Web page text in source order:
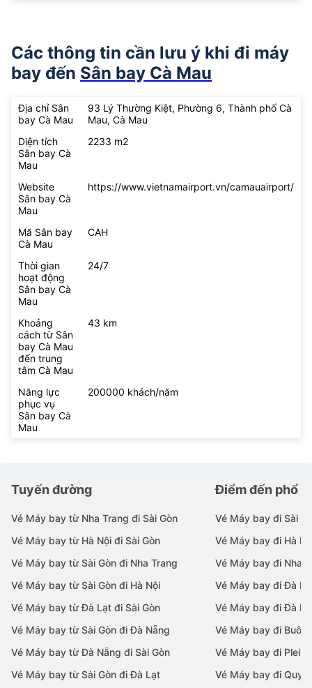
Các thông tin cần lưu ý khi đi máy
bay đến Sân bay Cà Mau
Địa chỉ Sân
bay Cà Mau
93 Lý Thường Kiệt, Phường 6, Thành phố Cà
Mau, Cà Mau
Diện tích
Sân bay Cà
Mau
2233 m2
Website
Sân bay Cà
Mau
https://www.vietnamairport.vn/camauairport/
Mã Sân bay
Cà Mau
CAH
Thời gian
hoạt động
Sân bay Cà
Mau
24/7
Khoảng
cách từ Sân
bay Cà Mau
đến trung
tâm Cà Mau
43 km
Năng lực
phục vụ
Sân bay Cà
Mau
200000 khách/năm
Tuyến đường
Vé Máy bay từ Nha Trang đi Sài Gòn
Vé Máy bay từ Hà Nội đi Sài Gòn
Vé Máy bay từ Sài Gòn đi Nha Trang
Vé Máy bay từ Sài Gòn đi Hà Nội
Vé Máy bay từ Đà Lạt đi Sài Gòn
Vé Máy bay từ Sài Gòn đi Đà Nẵng
Vé Máy bay từ Đà Nẵng đi Sài Gòn
Vé Máy bay từ Sài Gòn đi Đà Lạt
Điểm đến phổ
Vé Máy bay đi Sài
Vé Máy bay đi Hà
Vé Máy bay đi Nha
Vé Máy bay đi Đà
Vé Máy bay đi Đà
Vé Máy bay đi Buôn
Vé Máy bay đi Pleiku
Vé Máy bay đi Quy